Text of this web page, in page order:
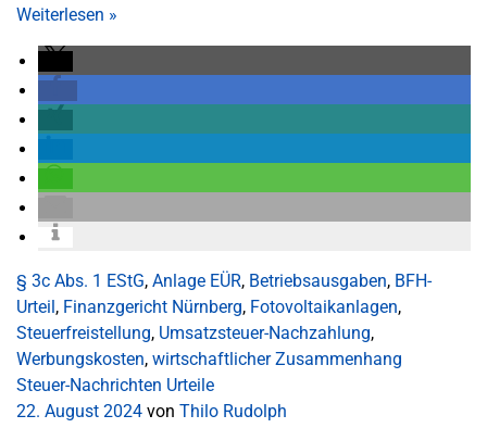
Weiterlesen »
§ 3c Abs. 1 EStG, Anlage EÜR, Betriebsausgaben, BFH-
Urteil, Finanzgericht Nürnberg, Fotovoltaikanlagen,
Steuerfreistellung, Umsatzsteuer-Nachzahlung,
Werbungskosten, wirtschaftlicher Zusammenhang
Steuer-Nachrichten Urteile
22. August 2024 von Thilo Rudolph